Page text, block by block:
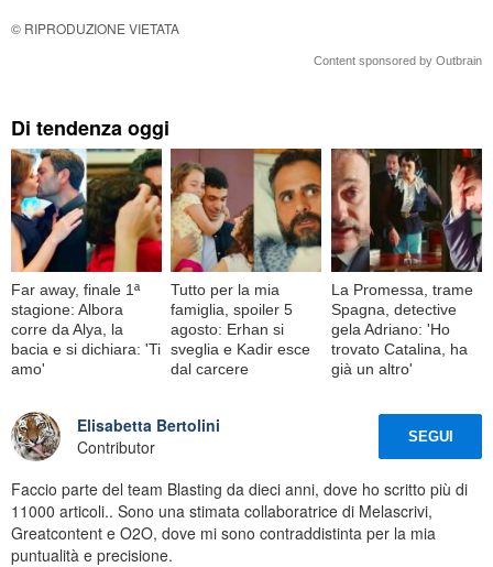
© RIPRODUZIONE VIETATA
Content sponsored by Outbrain
Di tendenza oggi
Far away, finale 1ª
stagione: Albora
corre da Alya, la
bacia e si dichiara: 'Ti
amo'
Tutto per la mia
famiglia, spoiler 5
agosto: Erhan si
sveglia e Kadir esce
dal carcere
La Promessa, trame
Spagna, detective
gela Adriano: 'Ho
trovato Catalina, ha
già un altro'
Elisabetta Bertolini
Contributor
SEGUI
Faccio parte del team Blasting da dieci anni, dove ho scritto più di
11000 articoli.. Sono una stimata collaboratrice di Melascrivi,
Greatcontent e O2O, dove mi sono contraddistinta per la mia
puntualità e precisione.